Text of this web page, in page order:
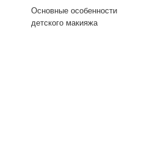
Основные особенности
детского макияжа